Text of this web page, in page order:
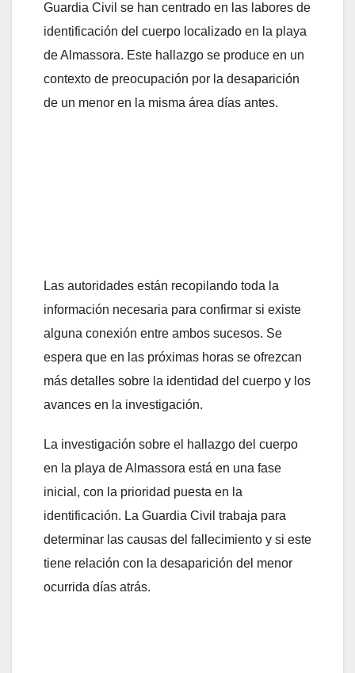
Guardia Civil se han centrado en las labores de
identificación del cuerpo localizado en la playa
de Almassora. Este hallazgo se produce en un
contexto de preocupación por la desaparición
de un menor en la misma área días antes.
Las autoridades están recopilando toda la
información necesaria para confirmar si existe
alguna conexión entre ambos sucesos. Se
espera que en las próximas horas se ofrezcan
más detalles sobre la identidad del cuerpo y los
avances en la investigación.
La investigación sobre el hallazgo del cuerpo
en la playa de Almassora está en una fase
inicial, con la prioridad puesta en la
identificación. La Guardia Civil trabaja para
determinar las causas del fallecimiento y si este
tiene relación con la desaparición del menor
ocurrida días atrás.